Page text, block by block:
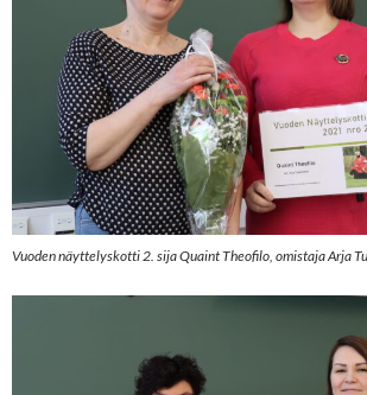
Vuoden näyttelyskotti 2. sija Quaint Theofilo, omistaja Arja